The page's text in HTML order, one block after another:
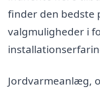
finder den bedste
valgmuligheder i
Jordvarmeanlæg,